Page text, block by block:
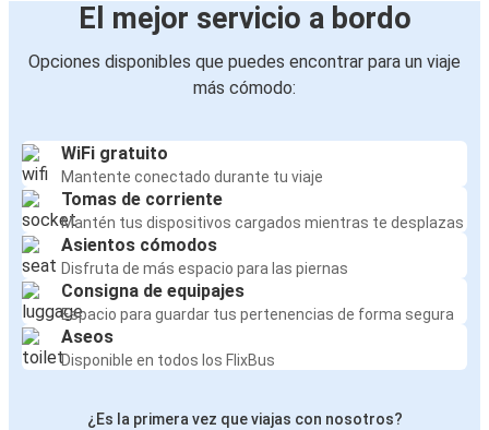
El mejor servicio a bordo
Opciones disponibles que puedes encontrar para un viaje
más cómodo:
WiFi gratuito
Mantente conectado durante tu viaje
Tomas de corriente
Mantén tus dispositivos cargados mientras te desplazas
Asientos cómodos
Disfruta de más espacio para las piernas
Consigna de equipajes
Espacio para guardar tus pertenencias de forma segura
Aseos
Disponible en todos los FlixBus
¿Es la primera vez que viajas con nosotros?